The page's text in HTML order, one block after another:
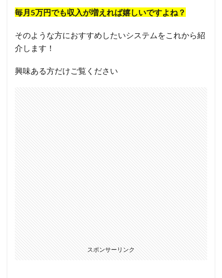
毎月5万円でも収入が増えれば嬉しいですよね？
そのような方におすすめしたいシステムをこれから紹
介します！
興味ある方だけご覧ください
スポンサーリンク